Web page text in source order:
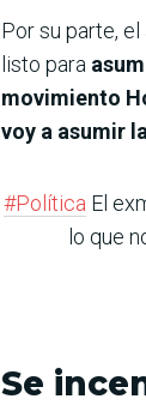
Por su parte,
listo para
movimiento
voy a asumir
#Política El
lo que
Se